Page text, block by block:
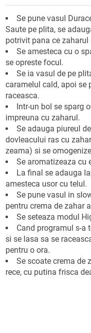
Se pune vasul
Saute pe plita, se
potrivit pana ce zaharul
Se amesteca cu o
se opreste focul.
Se ia vasul de pe
caramelul cald, apoi se
raceasca.
Intr-un bol se sparg
impreuna cu zaharul.
Se adauga piureul
dovleacului ras cu
zeama) si se
Se aromatizeaza cu
La final se adauga
amesteca usor cu telul.
Se pune vasul in
pentru crema de zahar
Se seteaza modul
Cand programul s-a
si se lasa sa se
pentru o ora.
Se scoate crema de
rece, cu putina frisca